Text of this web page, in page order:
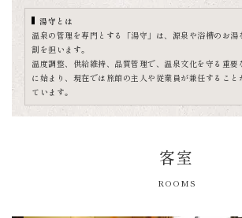
湯守とは
温泉の管理を専門とする「湯守」は、源泉や浴槽のお
割を担います。
温度調整、供給維持、品質管理で、温泉文化を守る重
に始まり、現在では旅館の主人や従業員が兼任すること
ています。
客室
ROOMS